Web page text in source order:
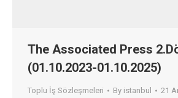
The Associated Press
(01.10.2023-01.10.2025)
Toplu İş Sözleşmeleri By istanbul 21